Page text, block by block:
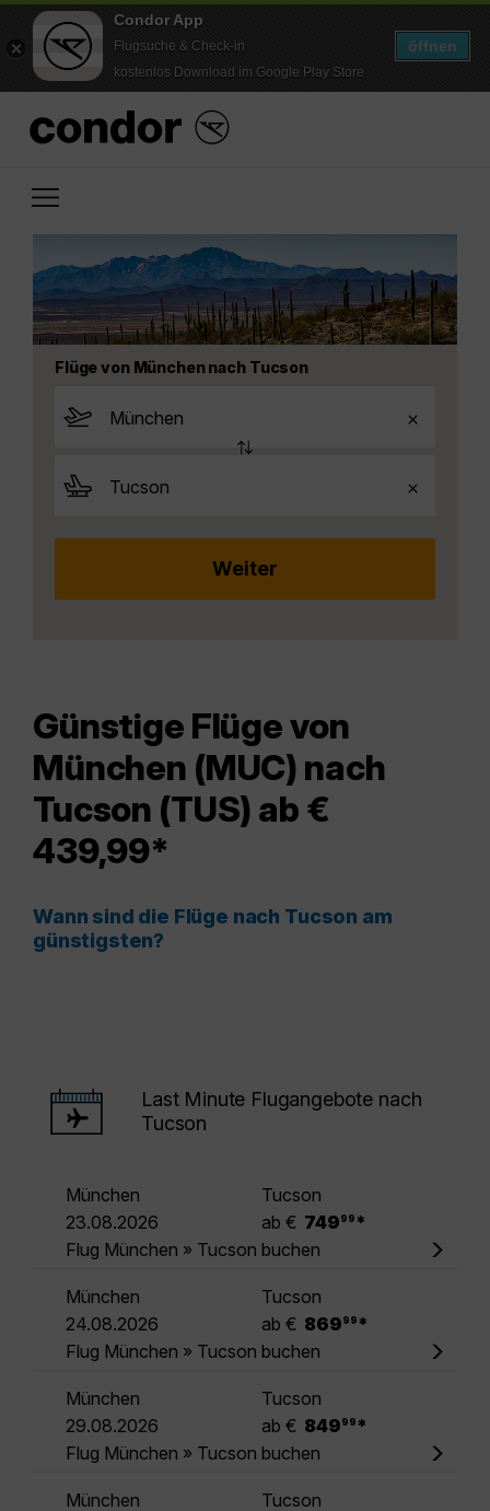
Condor App
Flugsuche & Check-in
kostenlos Download im Google Play Store
öffnen
Flüge von München nach Tucson
Günstige Flüge von
München (MUC) nach
Tucson (TUS) ab €
439,99*
Wann sind die Flüge nach Tucson am
günstigsten?
Last Minute Flugangebote nach
Tucson
München
Tucson
23.08.2026
ab € 749 99 *
Flug München » Tucson buchen
München
Tucson
24.08.2026
ab € 869 99 *
Flug München » Tucson buchen
München
Tucson
29.08.2026
ab € 849 99 *
Flug München » Tucson buchen
München
Tucson